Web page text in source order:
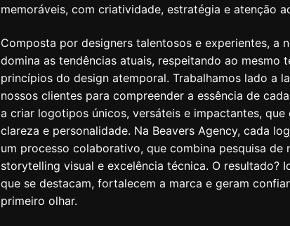
memoráveis, com criatividade, estratégia e atenção
Composta por designers talentosos e experientes, a
domina as tendências atuais, respeitando ao mesmo
princípios do design atemporal. Trabalhamos lado a
nossos clientes para compreender a essência de
a criar logotipos únicos, versáteis e impactantes, que
clareza e personalidade. Na Beavers Agency, cada
um processo colaborativo, que combina pesquisa de
storytelling visual e excelência técnica. O resultado?
que se destacam, fortalecem a marca e geram
primeiro olhar.